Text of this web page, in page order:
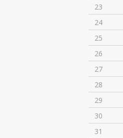
23
24
25
26
27
28
29
30
31